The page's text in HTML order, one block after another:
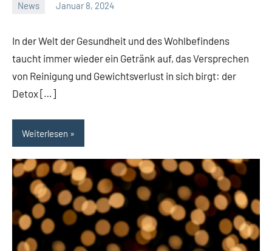
News Januar 8, 2024
In der Welt der Gesundheit und des Wohlbefindens
taucht immer wieder ein Getränk auf, das Versprechen
von Reinigung und Gewichtsverlust in sich birgt: der
Detox […]
Weiterlesen